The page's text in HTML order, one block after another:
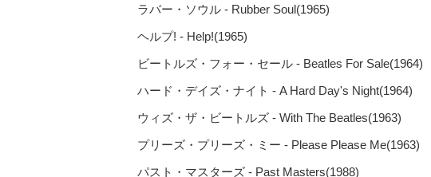
ラバー・ソウル - Rubber Soul(1965)
ヘルプ! - Help!(1965)
ビートルズ・フォー・セール - Beatles For Sale(1964)
ハード・デイズ・ナイト - A Hard Day's Night(1964)
ウィズ・ザ・ビートルズ - With The Beatles(1963)
プリーズ・プリーズ・ミー - Please Please Me(1963)
パスト・マスターズ - Past Masters(1988)